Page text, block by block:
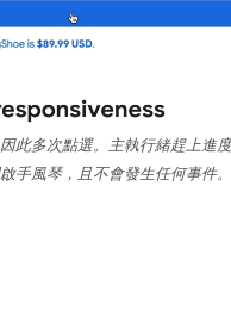
此多次點選。主執行緒趕上進度
風琴，且不會發生任何事件。